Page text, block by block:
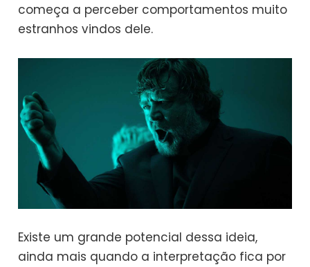
começa a perceber comportamentos muito
estranhos vindos dele.
Existe um grande potencial dessa ideia,
ainda mais quando a interpretação fica por